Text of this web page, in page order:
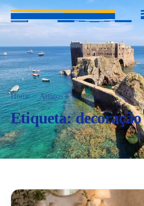
Home Artigos decoração
Etiqueta:decoração